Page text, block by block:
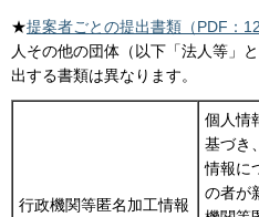
★提案者ごとの提出書類（PDF：
人その他の団体（以下「法人等」
出する書類は異なります。
行政機関等匿名加工情報
個人情
基づき
情報に
の者が